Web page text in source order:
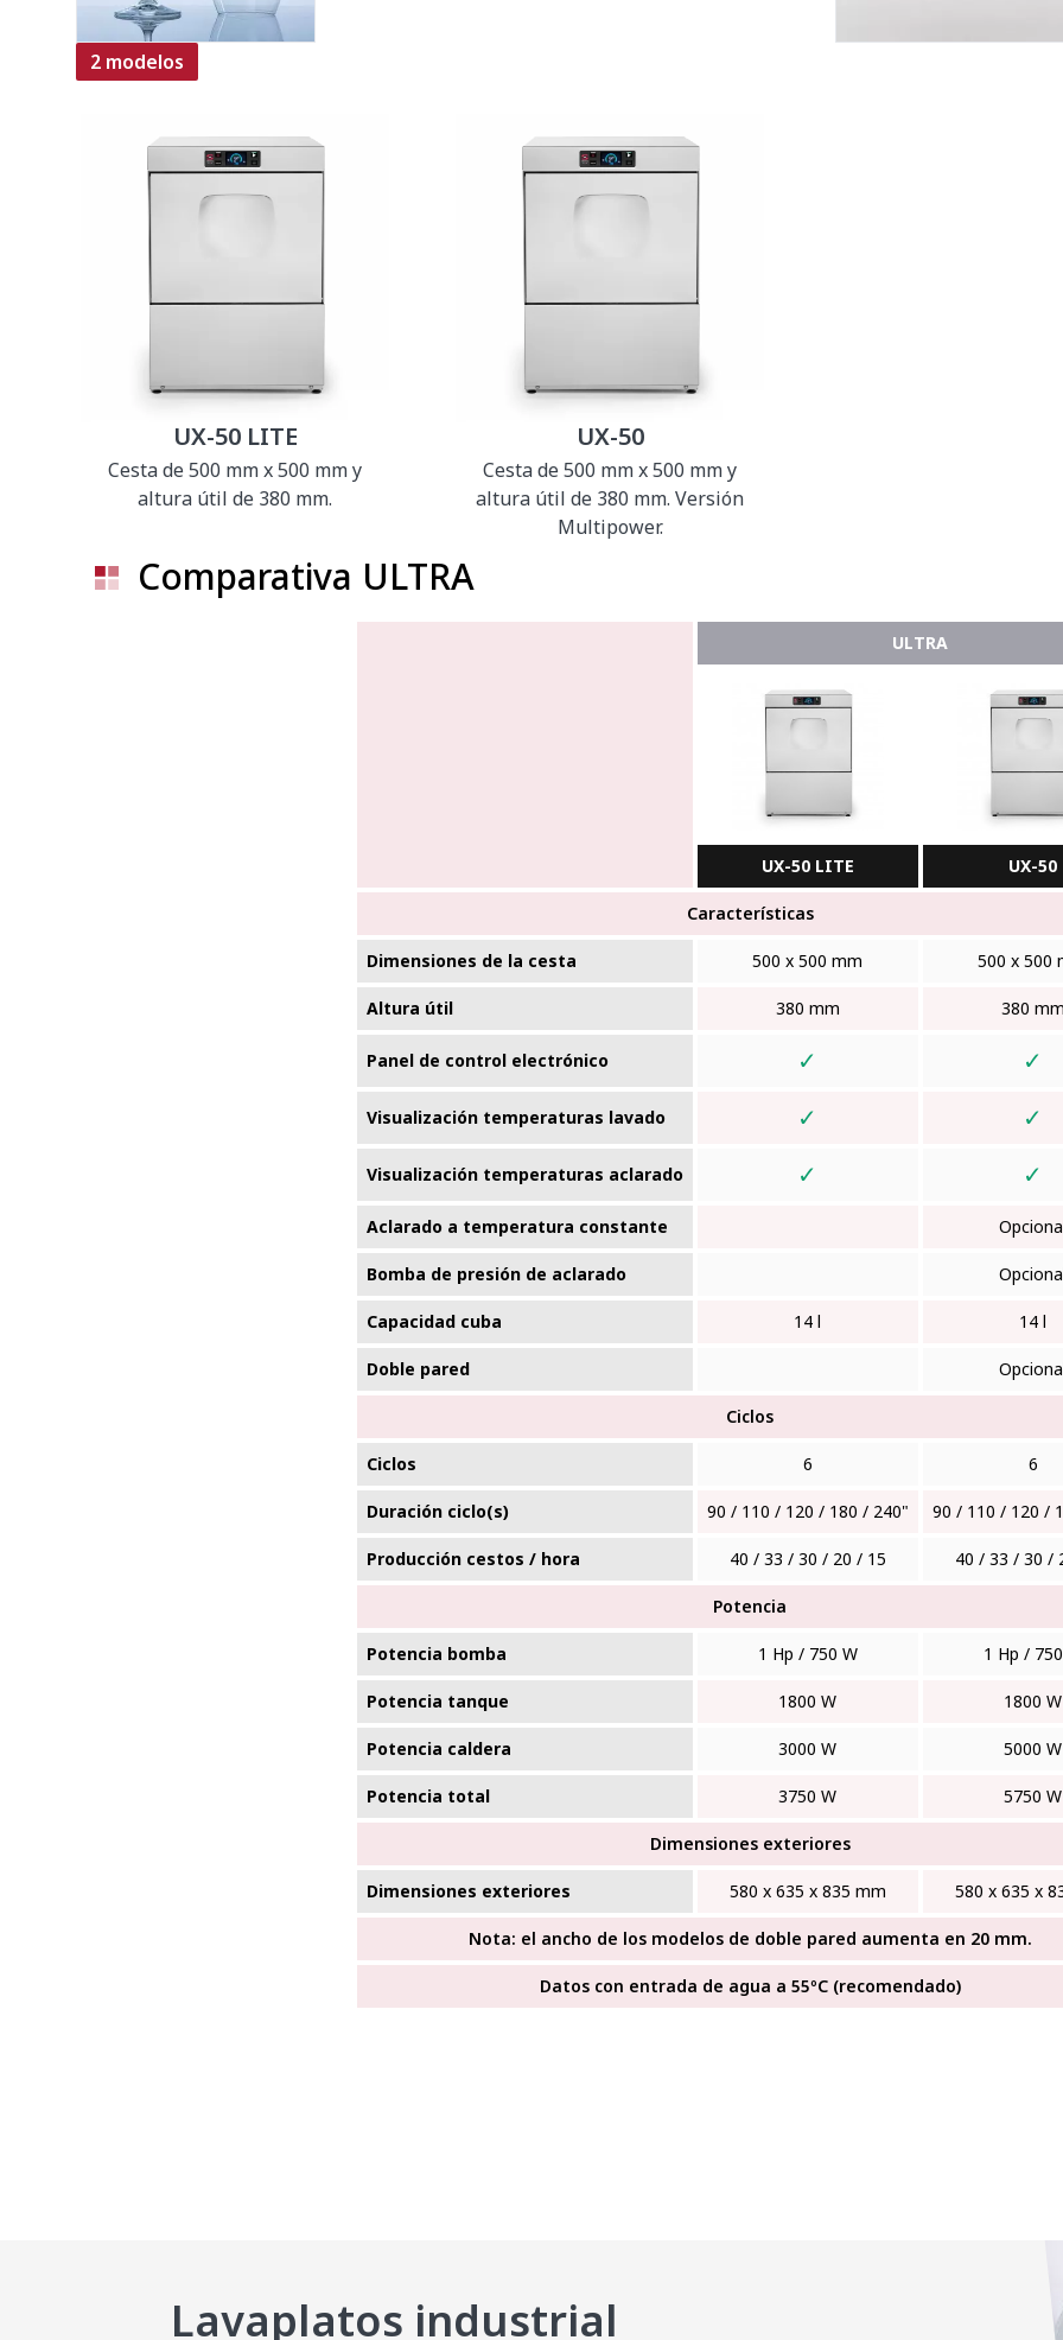
2 modelos
UX-50 LITE
Cesta de 500 mm x 500 mm y
altura útil de 380 mm.
UX-50
Cesta de 500 mm x 500 mm y
altura útil de 380 mm. Versión
Multipower.
Comparativa ULTRA
ULTRA
UX-50 LITE UX-50
Características
Dimensiones de la cesta 500 x 500 mm 500 x 500
Altura útil 380 mm 380 mm
Panel de control electrónico ✓ ✓
Visualización temperaturas lavado ✓ ✓
Visualización temperaturas aclarado ✓ ✓
Aclarado a temperatura constante
Bomba de presión de aclarado
Capacidad cuba 14 l 14 l
Doble pared
Ciclos
Ciclos 6 6
Duración ciclo(s) 90 / 110 / 120 / 180 / 240" 90 / 110 / 120 /
Producción cestos / hora 40 / 33 / 30 / 20 / 15 40 / 33 / 30 /
Potencia
Potencia bomba 1 Hp / 750 W 1 Hp /
Potencia tanque 1800 W 1800 W
Potencia caldera 3000 W 5000 W
Potencia total 3750 W 5750 W
Dimensiones exteriores
Dimensiones exteriores 580 x 635 x 835 mm 580 x 635 x
Nota: el ancho de los modelos de doble pared aumenta en 20 mm.
Datos con entrada de agua a 55ºC (recomendado)
Lavaplatos industrial